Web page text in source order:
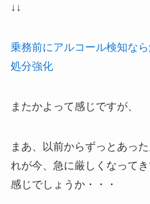
↓↓
乗務前にアルコール検知な
処分強化
またかよって感じですが、
まあ、以前からずっとあっ
れが今、急に厳しくなって
感じでしょうか・・・